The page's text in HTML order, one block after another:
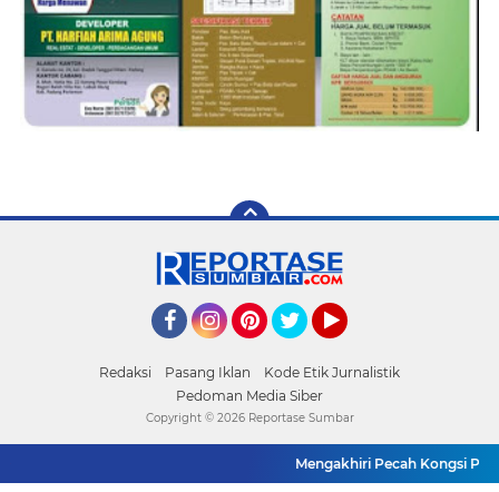
Redaksi Pasang Iklan
Kode Etik Jurnalistik
Pedoman Media Siber
Mengakhiri Pecah Kongsi
Copyright © 2026 Reportase Sumbar